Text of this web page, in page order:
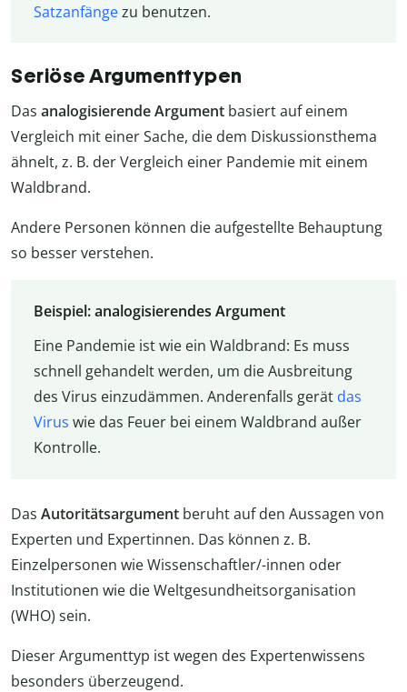
Satzanfängezu benutzen.
Seriöse Argumenttypen
Das analogisierende Argument basiert auf einem
Vergleich mit einer Sache, die dem Diskussionsthema
ähnelt, z. B. der Vergleich einer Pandemie mit einem
Waldbrand.
Andere Personen können die aufgestellte Behauptung
so besser verstehen.
Beispiel: analogisierendes Argument
Eine Pandemie ist wie ein Waldbrand: Es muss
schnell gehandelt werden, um die Ausbreitung
des Virus einzudämmen. Anderenfalls gerät das
Virus wie das Feuer bei einem Waldbrand außer
Kontrolle.
Das Autoritätsargument beruht auf den Aussagen von
Experten und Expertinnen. Das können z. B.
Einzelpersonen wie Wissenschaftler/-innen oder
Institutionen wie die Weltgesundheitsorganisation
(WHO) sein.
Dieser Argumenttyp ist wegen des Expertenwissens
besonders überzeugend.